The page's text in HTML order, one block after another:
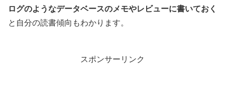
ログのようなデータベースのメモやレビューに書いておく
と自分の読書傾向もわかります。
スポンサーリンク